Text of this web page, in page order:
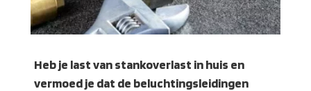
Heb je last van stankoverlast in huis en
vermoed je dat de beluchtingsleidingen